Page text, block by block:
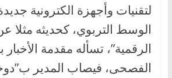
لتقنيات وأجهزة الكترونية
الوسط التربوي، كحديثه مثلا
الرقمية”، تسأله مقدمة الأخبار
الفصحى، فيصاب المدير